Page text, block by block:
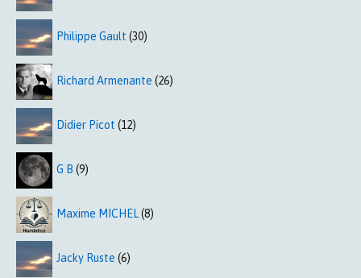
Philippe Gault (30)
Richard Armenante (26)
Didier Picot (12)
G B (9)
Maxime MICHEL(8)
Jacky Ruste (6)